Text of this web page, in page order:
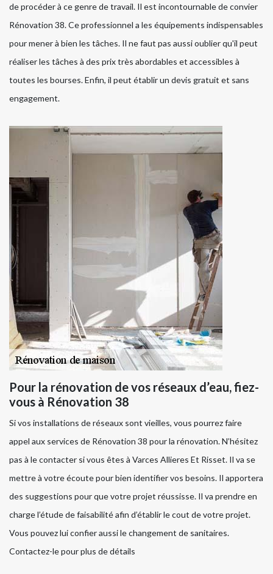
de procéder à ce genre de travail. Il est incontournable de convier
Rénovation 38. Ce professionnel a les équipements indispensables
pour mener à bien les tâches. Il ne faut pas aussi oublier qu'il peut
réaliser les tâches à des prix très abordables et accessibles à
toutes les bourses. Enfin, il peut établir un devis gratuit et sans
engagement.
Pour la rénovation de vos réseaux d’eau, fiez-
vous à Rénovation 38
Si vos installations de réseaux sont vieilles, vous pourrez faire
appel aux services de Rénovation 38 pour la rénovation. N’hésitez
pas à le contacter si vous êtes à Varces Allieres Et Risset. Il va se
mettre à votre écoute pour bien identifier vos besoins. Il apportera
des suggestions pour que votre projet réussisse. Il va prendre en
charge l’étude de faisabilité afin d’établir le cout de votre projet.
Vous pouvez lui confier aussi le changement de sanitaires.
Contactez-le pour plus de détails